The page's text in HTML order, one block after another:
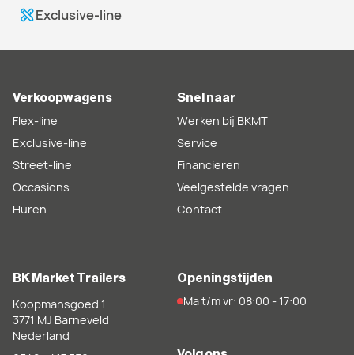
Exclusive-line
BK Market Trailers
Koopmansgoed 1
3771 MJ Barneveld
Nederland
Verkoopwagens
Flex-line
Exclusive-line
Street-line
Occasions
Huren
Snel naar
Werken bij BKMT
Service
Financieren
Veelgestelde vragen
Contact
Openingstijden
Ma t/m vr: 08:00 - 17:00